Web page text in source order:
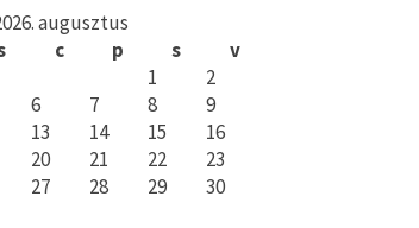
augusztus
c p s
v
1
2
6 7 8
9
13 14 15
16
20 21 22
23
27 28 29
30